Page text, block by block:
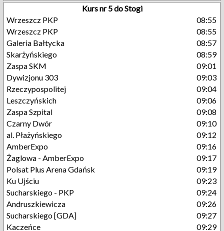
Kurs nr 5 do Stogi
Wrzeszcz PKP
08:55
Wrzeszcz PKP
08:55
Galeria Bałtycka
08:57
Skarżyńskiego
08:59
Zaspa SKM
09:01
Dywizjonu 303
09:03
Rzeczypospolitej
09:04
Leszczyńskich
09:06
Zaspa Szpital
09:08
Czarny Dwór
09:10
al. Płażyńskiego
09:12
AmberExpo
09:16
Żaglowa - AmberExpo
09:17
Polsat Plus Arena Gdańsk
09:19
Ku Ujściu
09:23
Sucharskiego - PKP
09:24
Andruszkiewicza
09:26
Sucharskiego [GDA]
09:27
Kaczeńce
09:29